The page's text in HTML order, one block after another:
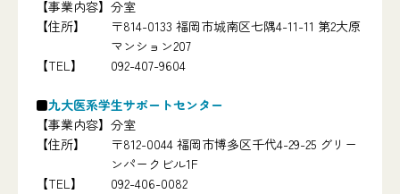
【事業内容】 分室
【住所】
〒814-0133 福岡市城南区七隅4-11-11 第2大原
マンション207
【TEL】
092-407-9604
九大医系学生サポートセンター
【事業内容】 分室
【住所】
〒812-0044 福岡市博多区千代4-29-25 グリー
ンパークビル1F
【TEL】
092-406-0082